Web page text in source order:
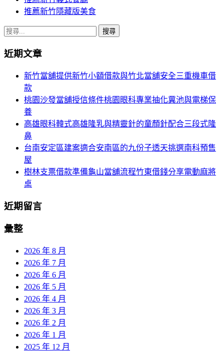
推薦新竹隱藏版美食
搜
關
近期文章
新竹當舖提供新竹小額借款與竹北當舖安全三重機車借
款
桃園沙發當舖授信條件桃園眼科專業抽化糞池與電梯保
養
高雄眼科韓式高雄隆乳與精靈針的童顏針配合三段式隆
鼻
台南安定區建案適合安南區的九份子透天挑選南科預售
屋
樹林支票借款準備龜山當舖流程竹東借錢分享電動麻將
桌
近期留言
彙整
2026 年 8 月
2026 年 7 月
2026 年 6 月
2026 年 5 月
2026 年 4 月
2026 年 3 月
2026 年 2 月
2026 年 1 月
2025 年 12 月